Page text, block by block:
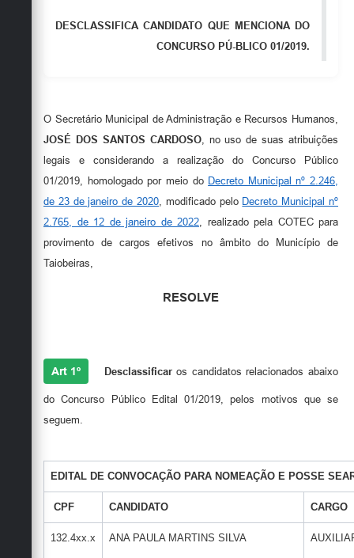
Galeria de Fotos
Enquete
Links
Telefones Úteis
Contato
Sala M. do Empreendedor
DESCLASSIFICA CANDIDATO QUE MENCIONA DO
CONCURSO PÚ-BLICO 01/2019.
O Secretário Municipal de Administração e Recursos Humanos,
JOSÉ DOS SANTOS CARDOSO, no uso de suas atribuições
legais e considerando a realização do Concurso Público
01/2019, homologado por meio do Decreto Municipal nº 2.246,
de 23 de janeiro de 2020, modificado pelo Decreto Municipal nº
2.765, de 12 de janeiro de 2022, realizado pela COTEC para
provimento de cargos efetivos no âmbito do Município de
Taiobeiras,
RESOLVE
Art 1º Desclassificaros candidatos relacionados abaixo
do Concurso Público Edital 01/2019, pelos motivos que se
seguem.
EDITAL DE CONVOCAÇÃO PARA NOMEAÇÃO E POSSE
CPF CANDIDATO CARGO
132.4xx.x ANA PAULA MARTINS SILVA